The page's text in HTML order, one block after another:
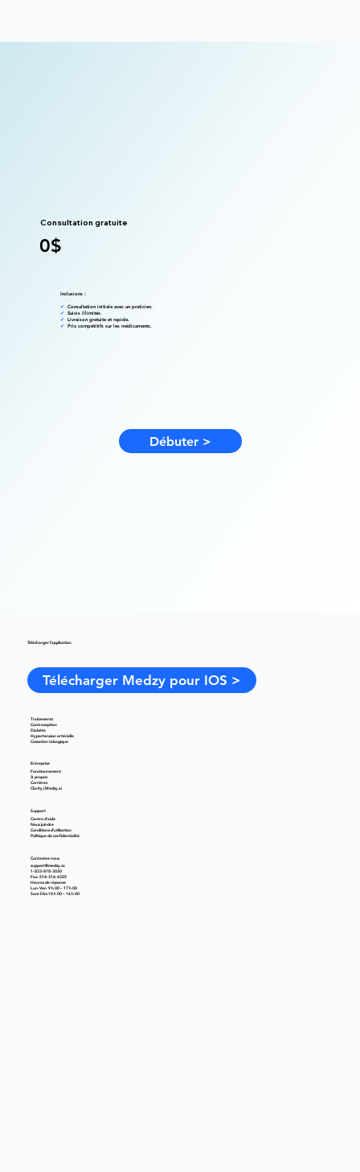
Consultation gratuite
0$
Inclusions :
✔Consultation initiale avec un praticien.
✔
Suivis illimités.
✔Livraison gratuite et rapide.
✔
Prix compétitifs sur les médicaments.
Débuter >
Télécharger l'application
Télécharger Medzy pour IOS >
Traitements
Contraception
Diabète
Hypertension artérielle
Cessation tabagique
Entreprise
Fonctionnement
À propos
Carrières
Clarity | Medzy.ai
Support
Centre d'aide
Nous joindre
Conditions d'utilisation
Politique de confidentialité
Contactez-nous
support@medzy.ca
1-833-818-3030
Fax: 514-316-4325
Heures de réponse
Lun-Ven 9 h 00 – 17 h 00
Sam-Dim 10 h 00 – 16 h 00